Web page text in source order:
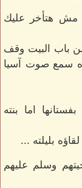
مش هتأخر عليك
باب البيت وقف
سمع صوت آسيا
اما بنته
بليلته ...
وسلم عليهم